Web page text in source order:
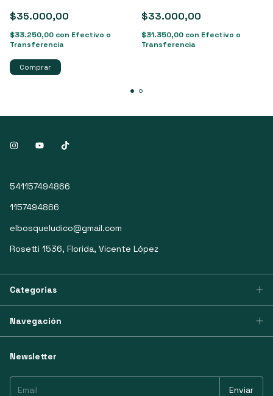
$35.000,00
$33.250,00 con Efectivo o
Transferencia
$33.000,00
$31.350,00 con Efectivo o
Transferencia
541157494866
1157494866
elbosqueludico@gmail.com
Rosetti 1536, Florida, Vicente López
Categorias
Navegación
Newsletter